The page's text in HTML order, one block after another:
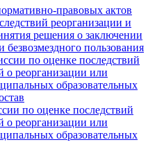
правовых актов
реорганизации и
решения о заключении
пользования
по оценке последствий
о реорганизации или
образовательных
по оценке последствий
о реорганизации или
образовательных